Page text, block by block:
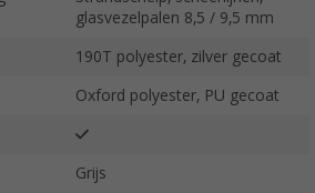
glasvezelpalen 8,5 / 9,5 mm
190T polyester, zilver gecoat
Oxford polyester, PU gecoat
Grijs